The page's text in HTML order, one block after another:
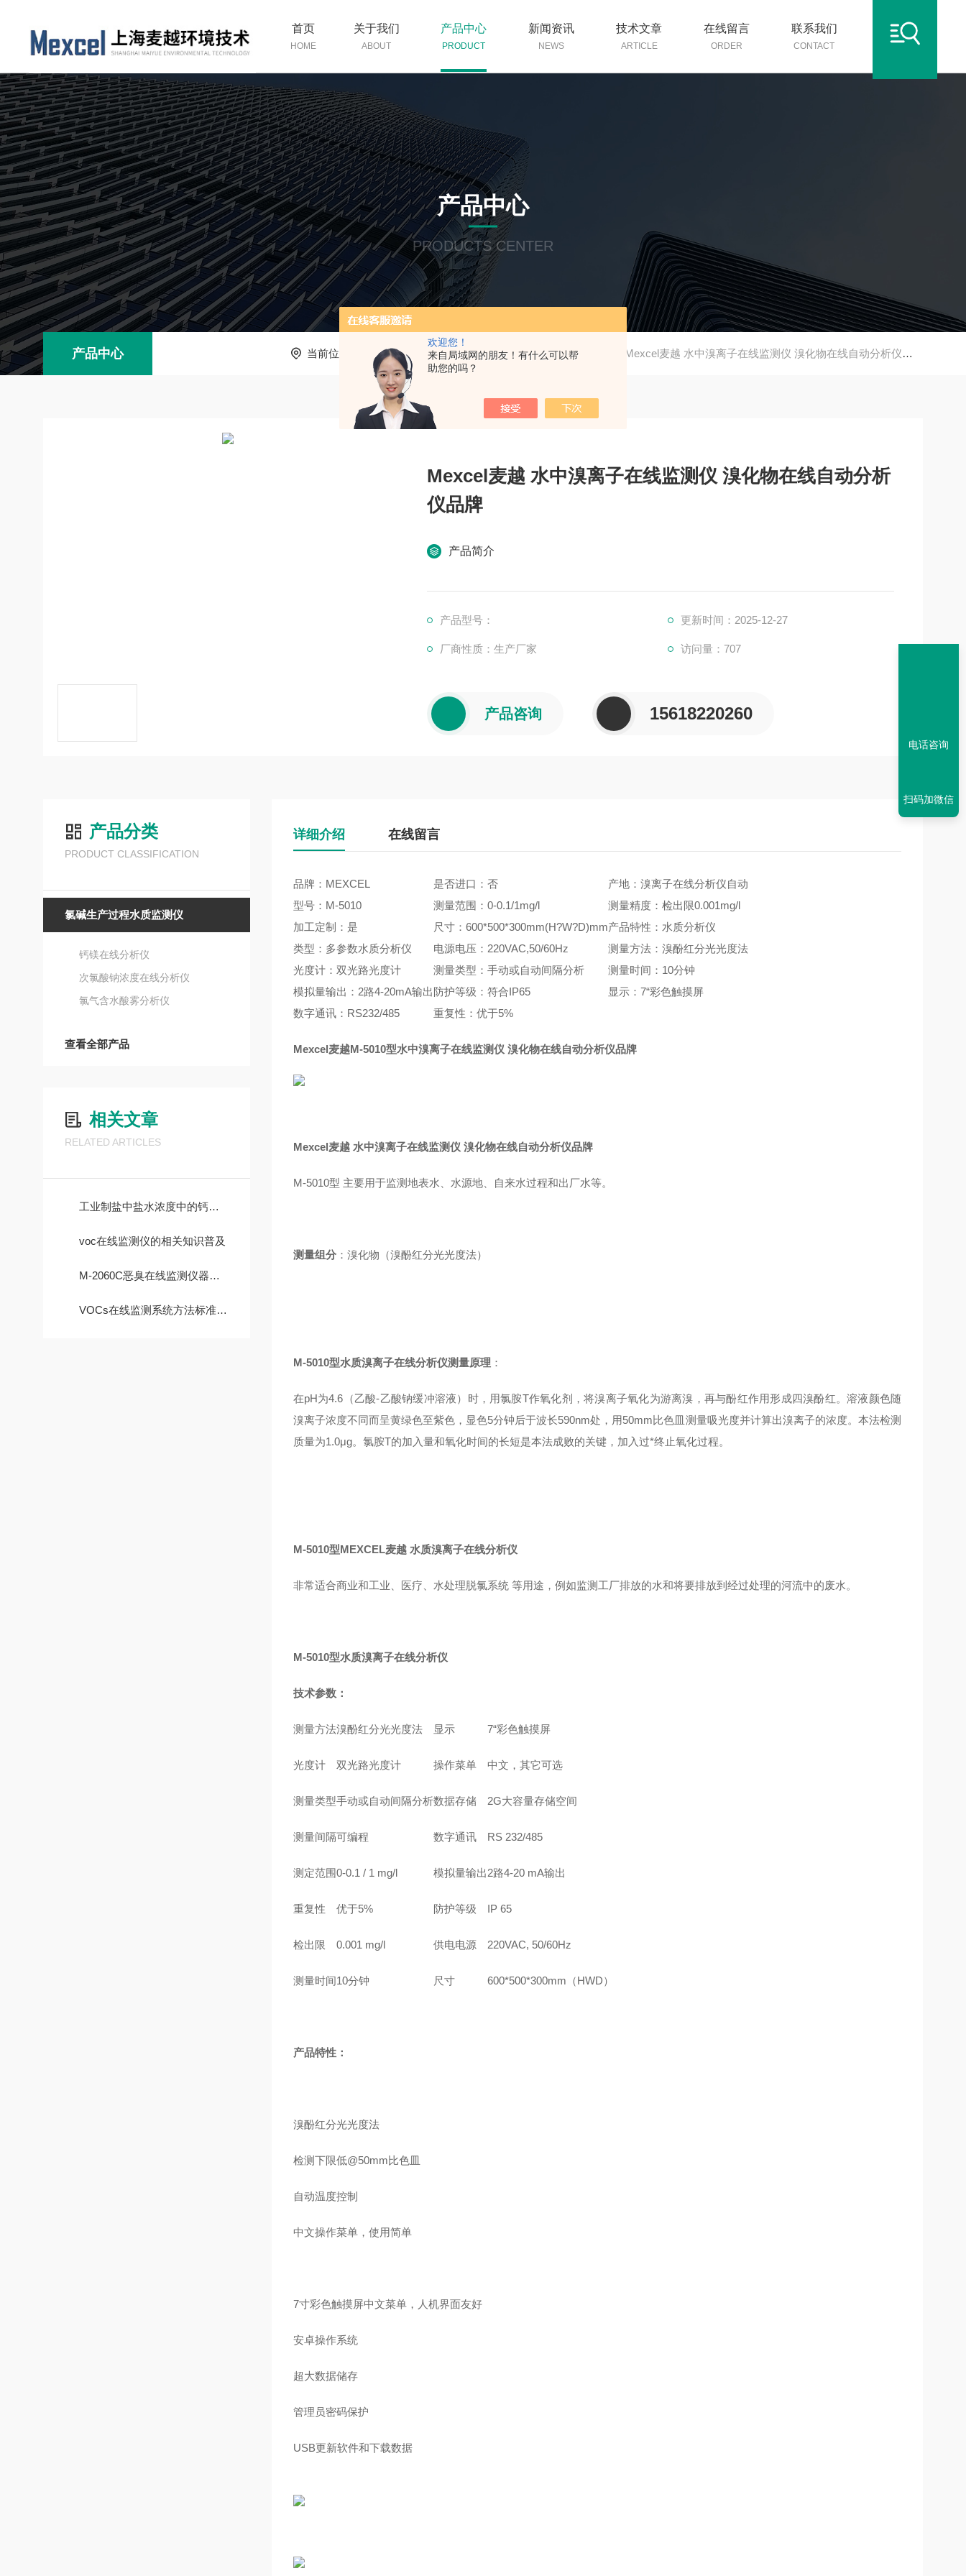
欢迎您！
来自局域网的朋友！有什么可以帮
助您的吗？
首页
HOME
关于我们
ABOUT
产品中心
PRODUCT
新闻资讯
NEWS
技术文章
ARTICLE
在线留言
ORDER
联系我们
CONTACT
产品中心
PRODUCTS CENTER
产品中心 当前位置： 首页 产品中心 氯碱生产过程水质监测仪 Mexcel麦越 水中溴离子在线监测仪 溴化物在线自动分析仪品牌
Mexcel麦越 水中溴离子在线监测仪 溴化物在线自动分析
仪品牌
产品简介
产品型号： 更新时间：2025-12-27
厂商性质：生产厂家 访问量：707
产品咨询 15618220260
产品分类
PRODUCT CLASSIFICATION
氯碱生产过程水质监测仪
钙镁在线分析仪
次氯酸钠浓度在线分析仪
氯气含水酸雾分析仪
查看全部产品
相关文章
RELATED ARTICLES
工业制盐中盐水浓度中的钙镁离子分析控制
voc在线监测仪的相关知识普及
M-2060C恶臭在线监测仪器系统监测特点有哪些？
VOCs在线监测系统方法标准、安装及校准维护要求如何？
详细介绍 在线留言
品牌：MEXCEL 是否进口：否
产地：溴离子在线分析仪自动
型号：M-5010
测量范围：0-0.1/1mg/l
测量精度：检出限0.001mg/l
加工定制：是
尺寸：600*500*300mm(H?W?D)mm产品特性：水质分析仪
类型：多参数水质分析仪
电源电压：220VAC,50/60Hz
测量方法：溴酚红分光光度法
光度计：双光路光度计
测量类型：手动或自动间隔分析
测量时间：10分钟
模拟量输出：2路4-20mA输出防护等级：符合IP65
显示：7“彩色触摸屏
数字通讯：RS232/485
重复性：优于5%
Mexcel麦越M-5010型水中溴离子在线监测仪 溴化物在线自动分析仪品牌
Mexcel麦越 水中溴离子在线监测仪 溴化物在线自动分析仪品牌
M-5010型 主要用于监测地表水、水源地、自来水过程和出厂水等。
测量组分：溴化物（溴酚红分光光度法）
M-5010型水质溴离子在线分析仪测量原理 ：
在pH为4.6（乙酸-乙酸钠缓冲溶液）时，用氯胺T作氧化剂，将溴离子氧化为游离溴，再与酚红作用形成四溴酚红。溶液颜色随
溴离子浓度不同而呈黄绿色至紫色，显色5分钟后于波长590nm处，用50mm比色皿测量吸光度并计算出溴离子的浓度。本法检测
质量为1.0μg。氯胺T的加入量和氧化时间的长短是本法成败的关键，加入过*终止氧化过程。
M-5010型MEXCEL麦越 水质溴离子在线分析仪
非常适合商业和工业、医疗、水处理脱氯系统 等用途，例如监测工厂排放的水和将要排放到经过处理的河流中的废水。
M-5010型水质溴离子在线分析仪
技术参数：
测量方法溴酚红分光光度法 显示 7“彩色触摸屏
光度计 双光路光度计 操作菜单 中文，其它可选
测量类型手动或自动间隔分析数据存储 2G大容量存储空间
测量间隔可编程 数字通讯 RS 232/485
测定范围0-0.1 / 1 mg/l 模拟量输出2路4-20 mA输出
重复性 优于5% 防护等级 IP 65
检出限 0.001 mg/l 供电电源 220VAC, 50/60Hz
测量时间10分钟 尺寸 600*500*300mm（HWD）
产品特性：
溴酚红分光光度法
检测下限低@50mm比色皿
自动温度控制
中文操作菜单，使用简单
7寸彩色触摸屏中文菜单，人机界面友好
安卓操作系统
超大数据储存
管理员密码保护
USB更新软件和下载数据
电话咨询
扫码加微信